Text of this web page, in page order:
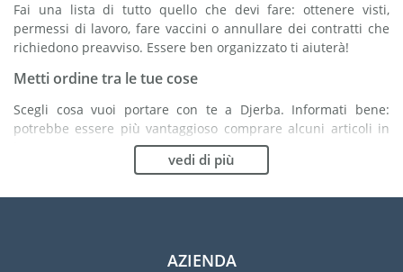
Fai una lista di tutto quello che devi fare: ottenere visti,
permessi di lavoro, fare vaccini o annullare dei contratti che
richiedono preavviso. Essere ben organizzato ti aiuterà!
Metti ordine tra le tue cose
Scegli cosa vuoi portare con te a Djerba. Informati bene:
potrebbe essere più vantaggioso comprare alcuni articoli in
Scegli la compagnia di traslochi più adatta ad
organizzare il tuo trasferimento a Djerba
vedi di più
AZIENDA